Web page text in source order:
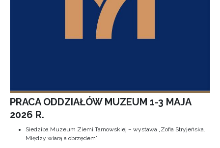
PRACA ODDZIAŁÓW MUZEUM 1-3 MAJA
2026 R.
Siedziba Muzeum Ziemi Tarnowskiej – wystawa „Zofia Stryjeńska.
Między wiarą a obrzędem”